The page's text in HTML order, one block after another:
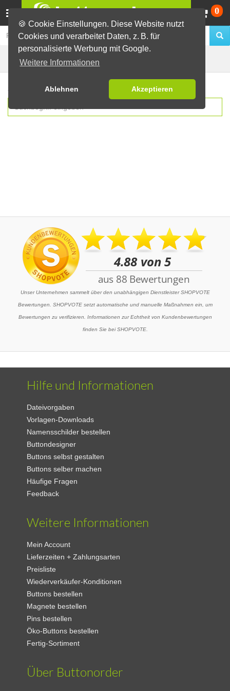
🍪 Cookie Einstellungen. Diese Website nutzt
Cookies und verarbeitet Daten, z. B. für
personalisierte Werbung mit Google.
Weitere Informationen
Ablehnen Akzeptieren
0
Suche
Suchbegriff eingeben
Unser Unternehmen sammelt über den unabhängigen Dienstleister SHOPVOTE
Bewertungen. SHOPVOTE setzt automatische und manuelle Maßnahmen ein, um
Bewertungen zu verifizieren. Informationen zur Echtheit von Kundenbewertungen
finden Sie bei SHOPVOTE.
Hilfe und Informationen
Dateivorgaben
Vorlagen-Downloads
Namensschilder bestellen
Buttondesigner
Buttons selbst gestalten
Buttons selber machen
Häufige Fragen
Feedback
Weitere Informationen
Mein Account
Lieferzeiten + Zahlungsarten
Preisliste
Wiederverkäufer-Konditionen
Buttons bestellen
Magnete bestellen
Pins bestellen
Öko-Buttons bestellen
Fertig-Sortiment
Über Buttonorder